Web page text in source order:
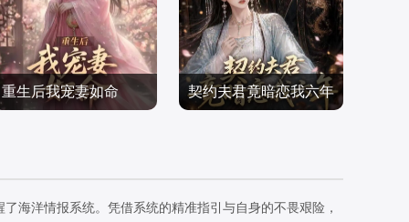
重生后我宠妻如命
2026/中国大陆
契约夫君竟暗恋我六年
2026/中国大陆
海洋情报系统。凭借系统的精准指引与自身的不畏艰险，